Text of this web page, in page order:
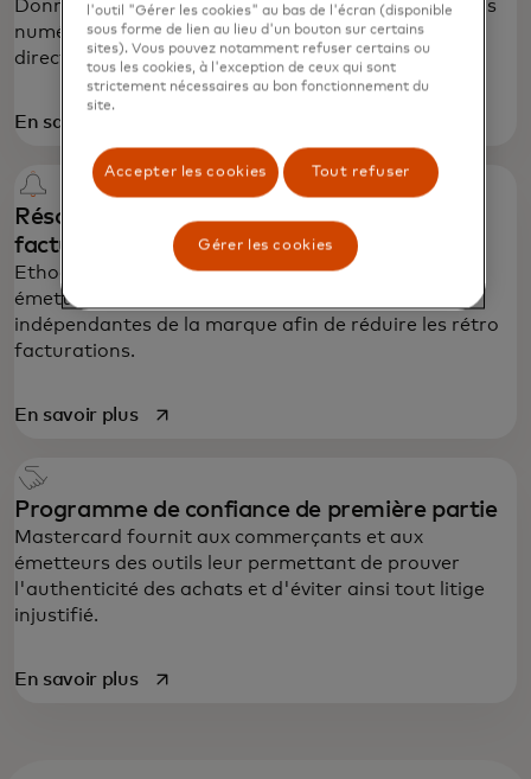
Donnez aux clients plus de détails – comme les reçus
numériques ou les abonnements intelligents –
directement dans leur application bancaire.
En savoir plus
Résolvez les litiges et évitez les rétro
facturations
Ethoca Alerts connecte les commerçants et les
émetteurs pour partager des données de litige
indépendantes de la marque afin de réduire les rétro
facturations.
En savoir pluss’ouvre dans un nouvel onglet
Programme de confiance de première partie
Mastercard fournit aux commerçants et aux
émetteurs des outils leur permettant de prouver
l'authenticité des achats et d'éviter ainsi tout litige
injustifié.
En savoir pluss’ouvre dans un nouvel onglet
l'outil "Gérer les cookies" au bas de l'écran (disponible
sous forme de lien au lieu d'un bouton sur certains
sites). Vous pouvez notamment refuser certains ou
tous les cookies, à l'exception de ceux qui sont
strictement nécessaires au bon fonctionnement du
site.
Accepter les cookies Tout refuser
Gérer les cookies